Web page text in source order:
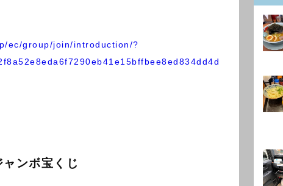
ec/group/join/introduction/?
ンボ宝くじ